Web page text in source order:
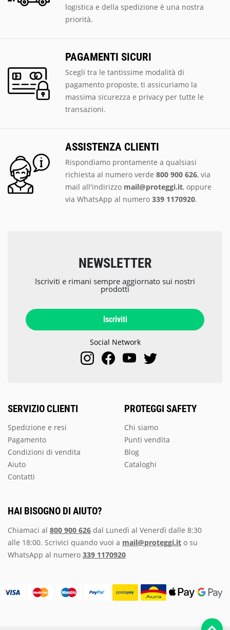
logistica e della spedizione è una nostra
priorità.
PAGAMENTI SICURI
Scegli tra le tantissime modalità di
pagamento proposte, ti assicuriamo la
massima sicurezza e privacy per tutte le
transazioni.
ASSISTENZA CLIENTI
Rispondiamo prontamente a qualsiasi
richiesta al numero verde 800 900 626, via
mail all'indirizzo mail@proteggi.it, oppure
via WhatsApp al numero 339 1170920.
SERVIZIO CLIENTI
Spedizione e resi
Pagamento
Condizioni di vendita
Aiuto
Contatti
PROTEGGI SAFETY
Chi siamo
Punti vendita
Blog
Cataloghi
NEWSLETTER
Iscriviti e rimani sempre aggiornato sui nostri
prodotti
Iscriviti
Social Network
HAI BISOGNO DI AIUTO?
Chiamaci al 800 900 626 dal Lunedì al Venerdì dalle 8:30
alle 18:00. Scrivici quando vuoi a mail@proteggi.it o su
WhatsApp al numero 339 1170920